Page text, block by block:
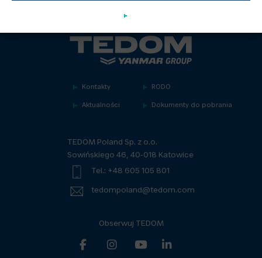
Kontakty RODO
Aktualności Dokumenty do pobrania
TEDOM Poland Sp. z o.o.
Sowińskiego 46, 40-018 Katowice
Tel.: +48 605 105 801
tedompoland@tedom.com
Obserwuj TEDOM